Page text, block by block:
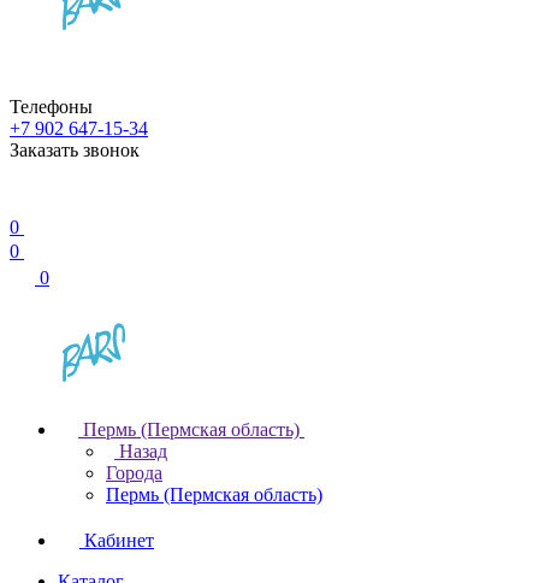
Телефоны
+7 902 647-15-34
Заказать звонок
0
0
0
Пермь (Пермская область)
Назад
Города
Пермь (Пермская область)
Кабинет